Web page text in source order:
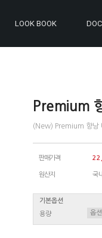
LOOK BOOK
Premium
(New) Premium 향낭
판매가격
원산지 국
기본옵션
용량